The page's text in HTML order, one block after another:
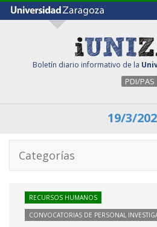
Boletín diario informativo de la
PDI/PAS
19/3/
Categorías
RECURSOS HUMANOS
CONVOCATORIAS DE PERSONAL